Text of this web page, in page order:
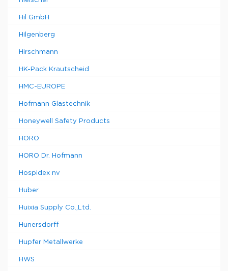
Hil GmbH
Hilgenberg
Hirschmann
HK-Pack Krautscheid
HMC-EUROPE
Hofmann Glastechnik
Honeywell Safety Products
HORO
HORO Dr. Hofmann
Hospidex nv
Huber
Huixia Supply Co.,Ltd.
Hunersdorff
Hupfer Metallwerke
HWS